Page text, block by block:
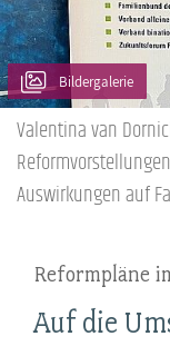
Bildergalerie
Valentina van
Auswirkungen auf
Reformpläne
Auf die